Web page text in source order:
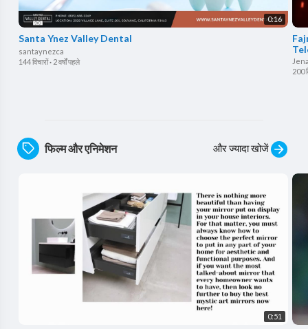
0:16
Santa Ynez Valley Dental
santaynezca
144 विचारों· 2 वर्षों पहले
200
फिल्म और एनिमेशन और ज्यादा खोजें
0:51